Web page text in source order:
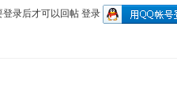
登录后才可以回帖 登录